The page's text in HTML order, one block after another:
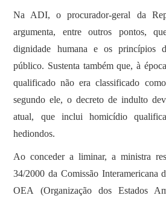
Na ADI, o procurador-geral da
argumenta, entre outros pontos,
dignidade humana e os princípios
público. Sustenta também que, à
qualificado não era classificado
segundo ele, o decreto de indulto
atual, que inclui homicídio
hediondos.
Ao conceder a liminar, a ministra
34/2000 da Comissão Interamericana
OEA (Organização dos Estados